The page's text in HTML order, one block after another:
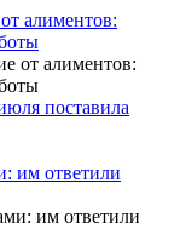
алиментов:
поставила
им ответили